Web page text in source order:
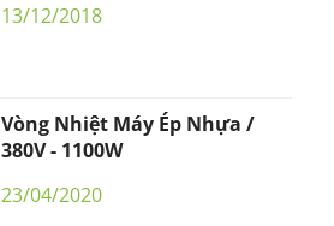
13/12/2018
Vòng Nhiệt Máy Ép Nhựa /
380V - 1100W
23/04/2020